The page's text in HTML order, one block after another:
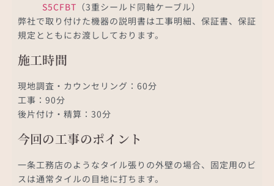
S5CFBT （3重シールド同軸ケーブル）
弊社で取り付けた機器の説明書は工事明細、保証書、保証
規定とともにお渡ししております。
施工時間
現地調査・カウンセリング：60分
工事：90分
後片付け・精算：30分
今回の工事のポイント
一条工務店のようなタイル張りの外壁の場合、固定用のビ
スは通常タイルの目地に打ちます。